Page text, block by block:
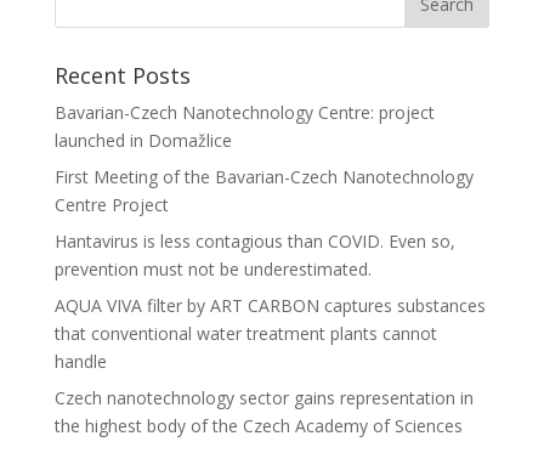
Recent Posts
Bavarian-Czech Nanotechnology Centre: project
launched in Domažlice
First Meeting of the Bavarian-Czech Nanotechnology
Centre Project
Hantavirus is less contagious than COVID. Even so,
prevention must not be underestimated.
AQUA VIVA filter by ART CARBON captures substances
that conventional water treatment plants cannot
handle
Czech nanotechnology sector gains representation in
the highest body of the Czech Academy of Sciences